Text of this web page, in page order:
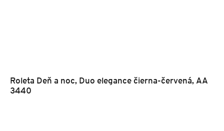
Roleta Deň a noc, Duo elegance čierna-červená, AA
3440